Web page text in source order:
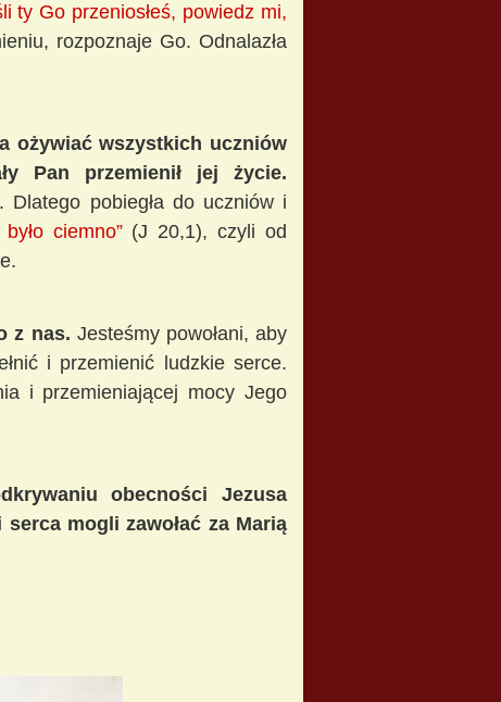
ty Go przeniosłeś, powiedz mi,
rozpoznaje Go. Odnalazła
ożywiać wszystkich uczniów
Pan przemienił jej życie.
Dlatego pobiegła do uczniów i
ciemno”(J 20,1), czyli od
z nas. Jesteśmy powołani, aby
i przemienić ludzkie serce.
i przemieniającej mocy Jego
obecności Jezusa
mogli zawołać za Marią